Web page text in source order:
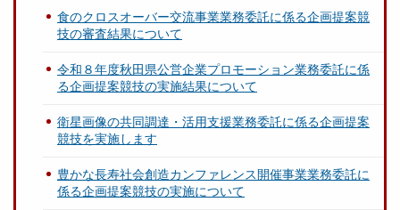
食のクロスオーバー交流事業業務委託に係る企画提案競
技の審査結果について
令和８年度秋田県公営企業プロモーション業務委託に係
る企画提案競技の実施結果について
衛星画像の共同調達・活用支援業務委託に係る企画提案
競技を実施します
豊かな長寿社会創造カンファレンス開催事業業務委託に
係る企画提案競技の実施について